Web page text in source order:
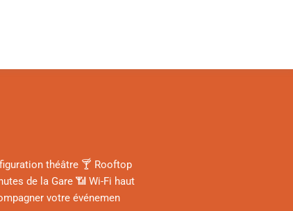
théâtre 🍸 Rooftop
de la Gare 📶 Wi-Fi haut
votre événemen